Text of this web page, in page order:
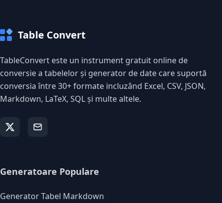
Table Convert
TableConvert este un instrument gratuit online de
conversie a tabelelor și generator de date care suportă
conversia între 30+ formate incluzând Excel, CSV, JSON,
Markdown, LaTeX, SQL și multe altele.
Generatoare Populare
Generator Tabel Markdown